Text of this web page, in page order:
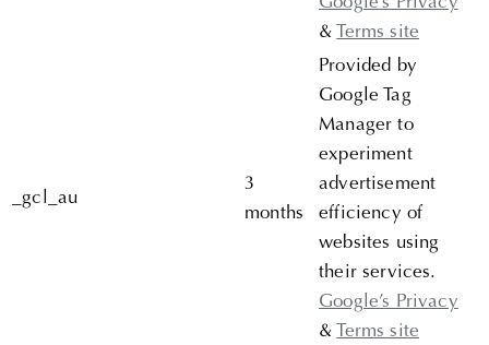
Google’s Privacy
& Terms site
_gcl_au
3
months
Provided by
Google Tag
Manager to
experiment
advertisement
efficiency of
websites using
their services.
Google’s Privacy
& Terms site